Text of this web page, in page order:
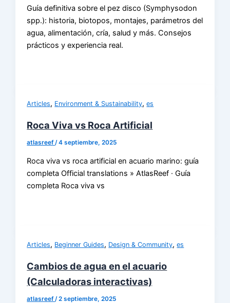
Guía definitiva sobre el pez disco (Symphysodon
spp.): historia, biotopos, montajes, parámetros del
agua, alimentación, cría, salud y más. Consejos
prácticos y experiencia real.
Articles, Environment & Sustainability,es
Roca Viva vs Roca Artificial
atlasreef/4 septiembre, 2025
Roca viva vs roca artificial en acuario marino: guía
completa Official translations » AtlasReef · Guía
completa Roca viva vs
Articles, Beginner Guides, Design & Community,es
Cambios de agua en el acuario
(Calculadoras interactivas)
atlasreef /2 septiembre, 2025